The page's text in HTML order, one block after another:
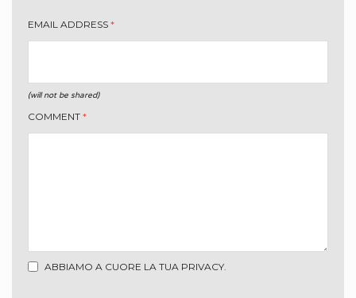
EMAIL ADDRESS *
(will not be shared)
COMMENT *
ABBIAMO A CUORE LA TUA PRIVACY.